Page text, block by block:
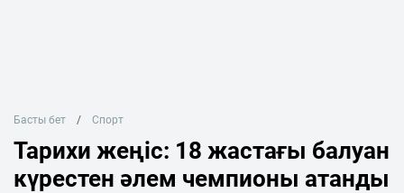
Басты бет Спорт
Тарихи жеңіс: 18 жастағы балуан
күрестен әлем чемпионы атанды